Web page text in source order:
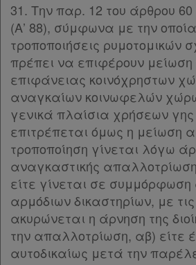
31. Την παρ. 12 του άρθρου 60
(Α’ 88), σύμφωνα με την οποία
τροποποιήσεις ρυμοτομικών
πρέπει να επιφέρουν μείωση
επιφάνειας κοινόχρηστων
αναγκαίων κοινωφελών
γενικά πλαίσια χρήσεων
επιτρέπεται όμως η μείωση
τροποποίηση γίνεται λόγω
αναγκαστικής
είτε γίνεται σε
αρμόδιων δικαστηρίων, με
ακυρώνεται η άρνηση της
την απαλλοτρίωση, αβ) είτε
αυτοδικαίως μετά την